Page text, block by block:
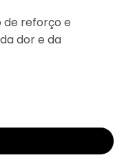
de reforço e
dor e da
Grandes 30